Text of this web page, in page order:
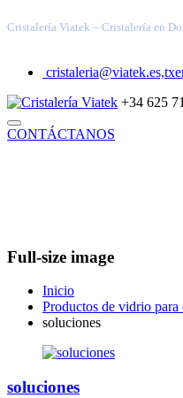
Cristalería Viatek – Cristalería en
+34 625
CONTÁCTANOS
Full-size image
Inicio
Productos de vidrio para
soluciones
soluciones